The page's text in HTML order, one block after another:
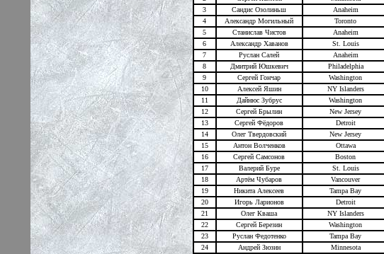
3
Сандис Озолиньш Anaheim
4
Александр Могильный Toronto
5
Станислав Чистов Anaheim
6
Александр Хаванов St. Louis
7
Руслан Салей Anaheim
8
Дмитрий Юшкевич Philadelphia
9
Сергей Гончар Washington
10
Алексей Яшин NY Islanders
11
Дайнюс Зубрус Washington
12
Сергей Брылин New Jersey
13
Сергей Фёдоров Detroit
14
Олег Твердовский New Jersey
15
Антон Волченков Ottawa
16
Сергей Самсонов Boston
17
Валерий Буре St. Louis
18
Артём Чубаров Vancouver
19
Никита Алексеев Tampa Bay
20
Игорь Ларионов Detroit
21
Олег Кваша NY Islanders
22
Сергей Березин Washington
23
Руслан Федотенко Tampa Bay
24
Андрей Зюзин Minnesota